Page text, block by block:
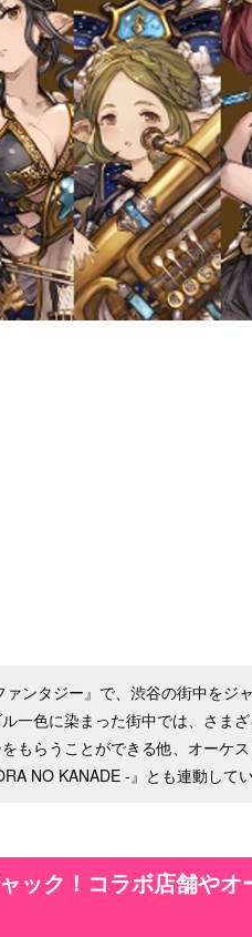
ンタジー』で、渋谷の街中をジ
ル一色に染まった街中では、さま
もらうことができる他、オーケ
NO KANADE -』とも連動してい
ック！コラボ店舗やオ